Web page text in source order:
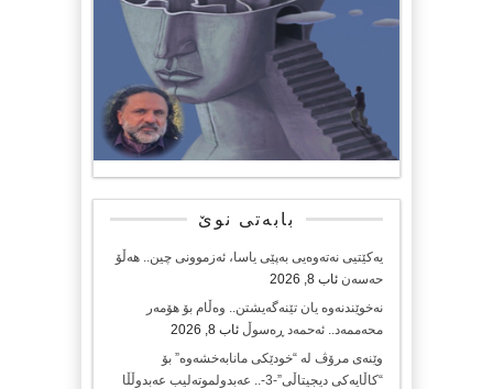
بابەتی نوێ
یەکێتیی نەتەوەیی بەپێی یاسا، ئەزموونی چین.. هەڵۆ
حەسەن ئاب 8, 2026
نەخوێندنەوە یان تێنەگەیشتن.. وەڵام بۆ هۆمەر
محەممەد.. ئەحمەد ڕەسوڵ ئاب 8, 2026
وێنەی مرۆڤ لە “خودێکی مانابەخشەوە” بۆ
“کاڵایەکی دیجیتاڵی”-3-.. عەبدولموتەلیب عەبدوڵڵا